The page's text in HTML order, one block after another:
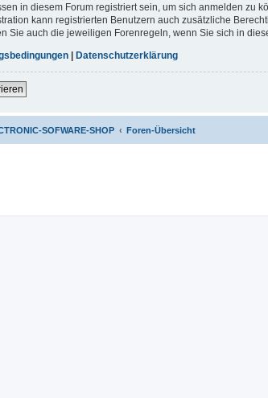
in diesem Forum registriert sein, um sich anmelden zu
kann registrierten Benutzern auch zusätzliche
Sie auch die jeweiligen Forenregeln, wenn Sie sich in
| Datenschutzerklärung
SOFWARE-SHOP Foren-Übersicht